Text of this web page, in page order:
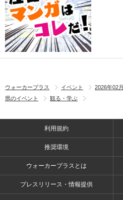
ウォーカープラス イベント 2026年02月
県のイベント
観る・学ぶ
利用規約
推奨環境
ウォーカープラスとは
プレスリリース・情報提供